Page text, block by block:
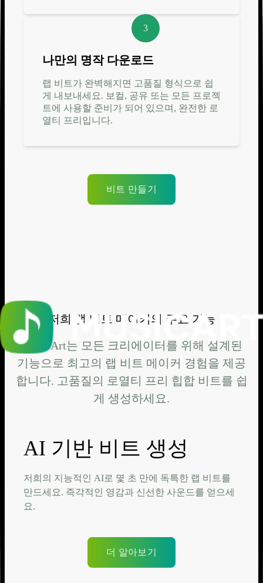
3
나만의 명작 다운로드
랩 비트가 완벽해지면 고품질 형식으로 쉽
게 내보내세요. 보컬, 공유 또는 모든 프로젝
트에 사용할 준비가 되어 있으며, 완전한 로
열티 프리입니다.
비트 만들기
저희 랩 비트 메이커의 주요 기능
MusicArt는 모든 크리에이터를 위해 설계된
기능으로 최고의 랩 비트 메이커 경험을 제공
합니다. 고품질의 로열티 프리 힙합 비트를 쉽
게 생성하세요.
AI 기반 비트 생성
저희의 지능적인 AI로 몇 초 만에 독특한 랩 비트를
만드세요. 즉각적인 영감과 신선한 사운드를 얻으세
요.
더 알아보기